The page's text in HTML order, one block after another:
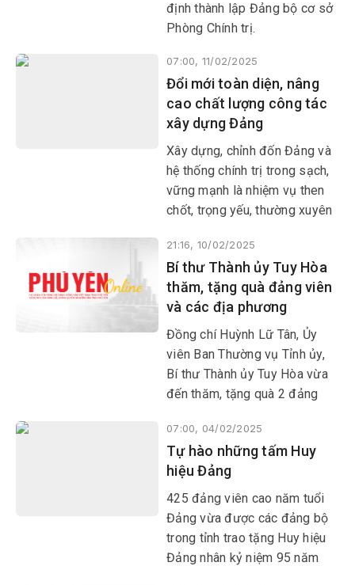
định thành lập Đảng bộ cơ sở
Phòng Chính trị.
07:00, 11/02/2025
Đổi mới toàn diện, nâng
cao chất lượng công tác
xây dựng Đảng
Xây dựng, chỉnh đốn Đảng và
hệ thống chính trị trong sạch,
vững mạnh là nhiệm vụ then
chốt, trọng yếu, thường xuyên
đạo, cầm quyền của Đảng,
tăng cường hiệu lực hiệu quả
hoạt động của hệ thống chính
trị, củng cố lòng tin của Nhân
dân đối với Đảng.
21:16, 10/02/2025
Bí thư Thành ủy Tuy Hòa
thăm, tặng quà đảng viên
và các địa phương
Đồng chí Huỳnh Lữ Tân, Ủy
viên Ban Thường vụ Tỉnh ủy,
Bí thư Thành ủy Tuy Hòa vừa
đến thăm, tặng quà 2 đảng
cụ Lưu Bình, 75 năm tuổi
Đảng ở phường 9 và cụ Tạ Thị
Xuân Mai, 76 năm tuổi Đảng
phường 5.
07:00, 04/02/2025
Tự hào những tấm Huy
hiệu Đảng
425 đảng viên cao năm tuổi
Đảng vừa được các đảng bộ
trong tỉnh trao tặng Huy hiệu
Đảng nhân kỷ niệm 95 năm